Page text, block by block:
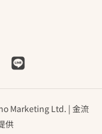
Marketing Ltd. | 金流
供